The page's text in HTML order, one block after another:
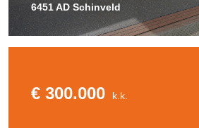
6451 AD Schinveld
€ 300.000 k.k.